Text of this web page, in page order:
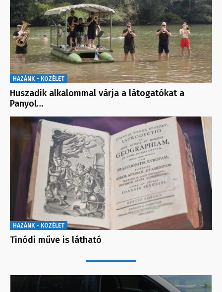
HAZÁNK - KÖZÉLET
Huszadik alkalommal várja a látogatókat a
Panyol…
HAZÁNK - KÖZÉLET
Tinódi műve is látható